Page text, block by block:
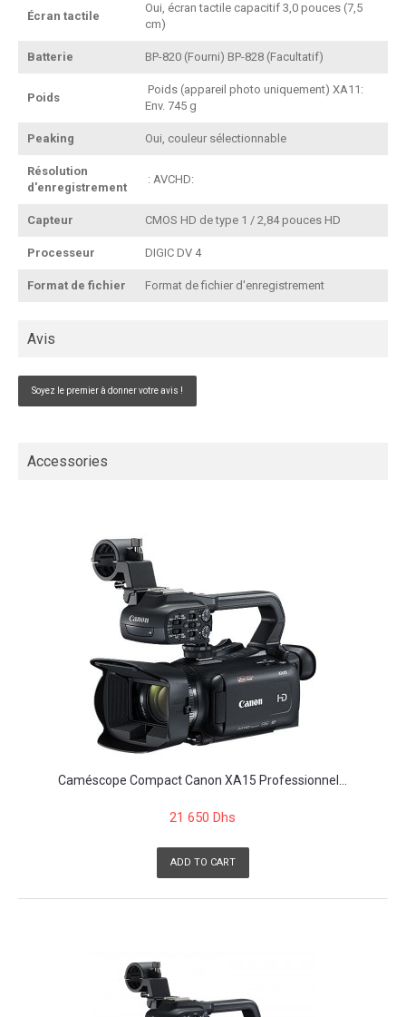
Écran tactile
Oui, écran tactile capacitif 3,0 pouces (7,5
cm)
Batterie BP-820 (Fourni) BP-828 (Facultatif)
Poids
Poids (appareil photo uniquement) XA11:
Env. 745 g
Peaking Oui, couleur sélectionnable
Résolution
d'enregistrement
: AVCHD:
Capteur CMOS HD de type 1 / 2,84 pouces HD
Processeur DIGIC DV 4
Format de fichier Format de fichier d'enregistrement
Avis
Soyez le premier à donner votre avis !
Accessories
Caméscope Compact Canon XA15 Professionnel...
21 650 Dhs
ADD TO CART